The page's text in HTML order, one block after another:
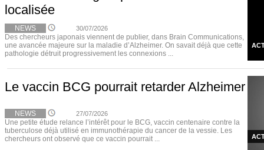
localisée
NEWS 30/07/2026
Des chercheurs japonais viennent de publier, dans Brain Communications,
une avancée majeure sur la maladie d’Alzheimer. On savait déjà que cette
pathologie détruit progressivement les connexions ...
Le vaccin BCG pourrait retarder Alzheimer
NEWS 27/07/2026
Une petite étude relance l’intérêt pour le BCG, vaccin centenaire contre la
tuberculose déjà utilisé en immunothérapie du cancer de la vessie. Les
chercheurs ont observé que ce vaccin pourrait ...